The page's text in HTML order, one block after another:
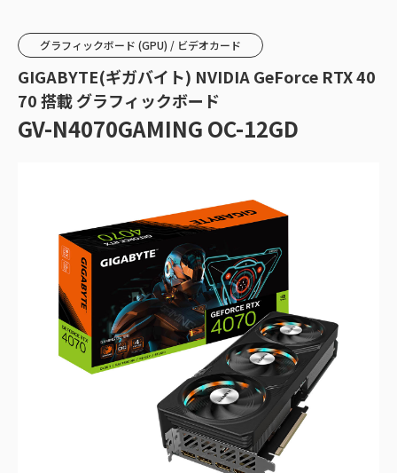
グラフィックボード (GPU) / ビデオカード
GIGABYTE(ギガバイト) NVIDIA GeForce RTX 40
70 搭載 グラフィックボード
GV-N4070GAMING OC-12GD